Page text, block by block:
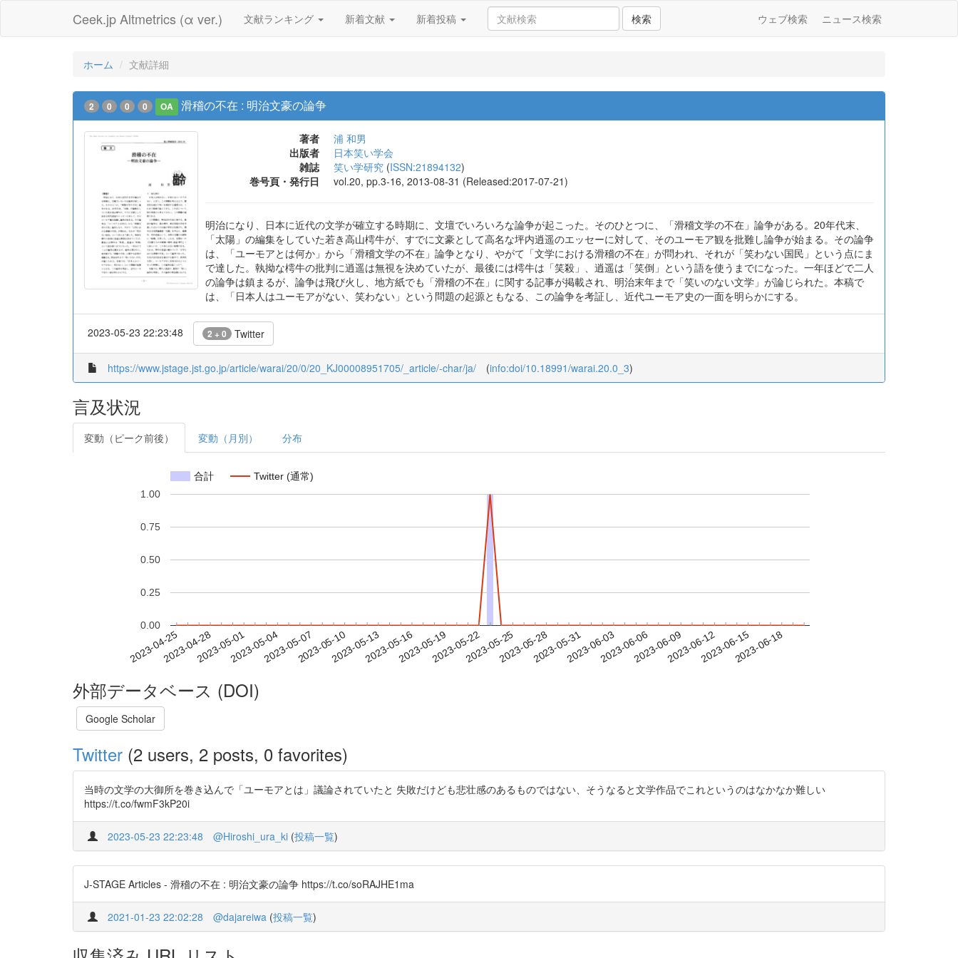
Ceek.jp Altmetrics (α ver.) 文献ランキング 新着文献 新着投稿 検索 ウェブ検索 ニュース検索
ホーム 文献詳細
2 0 0 0 OA 滑稽の不在 : 明治文豪の論争
著者
浦 和男
出版者
日本笑い学会
雑誌
笑い学研究 (ISSN:21894132)
巻号頁・発行日
vol.20, pp.3-16, 2013-08-31 (Released:2017-07-21)
明治になり、日本に近代の文学が確立する時期に、文壇でいろいろな論争が起こった。そのひとつに、「滑稽文学の不在」論争がある。20年代末、
「太陽」の編集をしていた若き高山樗牛が、すでに文豪として高名な坪内逍遥のエッセーに対して、そのユーモア観を批難し論争が始まる。その論争
は、「ユーモアとは何か」から「滑稽文学の不在」論争となり、やがて「文学における滑稽の不在」が問われ、それが「笑わない国民」という点にま
で達した。執拗な樗牛の批判に逍遥は無視を決めていたが、最後には樗牛は「笑殺」、逍遥は「笑倒」という語を使うまでになった。一年ほどで二人
の論争は鎮まるが、論争は飛び火し、地方紙でも「滑稽の不在」に関する記事が掲載され、明治末年まで「笑いのない文学」が論じられた。本稿で
は、「日本人はユーモアがない、笑わない」という問題の起源ともなる、この論争を考証し、近代ユーモア史の一面を明らかにする。
2023-05-23 22:23:48 2 + 0 Twitter
https://www.jstage.jst.go.jp/article/warai/20/0/20_KJ00008951705/_article/-char/ja/ (info:doi/10.18991/warai.20.0_3)
言及状況
変動（ピーク前後） 変動（月別） 分布
合計 Twitter (通常)
2023-04-252023-04-282023-05-012023-05-042023-05-072023-05-102023-05-132023-05-162023-05-192023-05-222023-05-252023-05-282023-05-312023-06-032023-06-062023-06-092023-06-122023-06-152023-06-18
0.00
0.25
0.50
0.75
1.00
外部データベース (DOI)
Google Scholar
Twitter (2 users, 2 posts, 0 favorites)
当時の文学の大御所を巻き込んで「ユーモアとは」議論されていたと 失敗だけども悲壮感のあるものではない、そうなると文学作品でこれというのはなかなか難しい
https://t.co/fwmF3kP20i
2023-05-23 22:23:48 @Hiroshi_ura_ki (投稿一覧)
J-STAGE Articles - 滑稽の不在 : 明治文豪の論争 https://t.co/soRAJHE1ma
2021-01-23 22:02:28 @dajareiwa (投稿一覧)